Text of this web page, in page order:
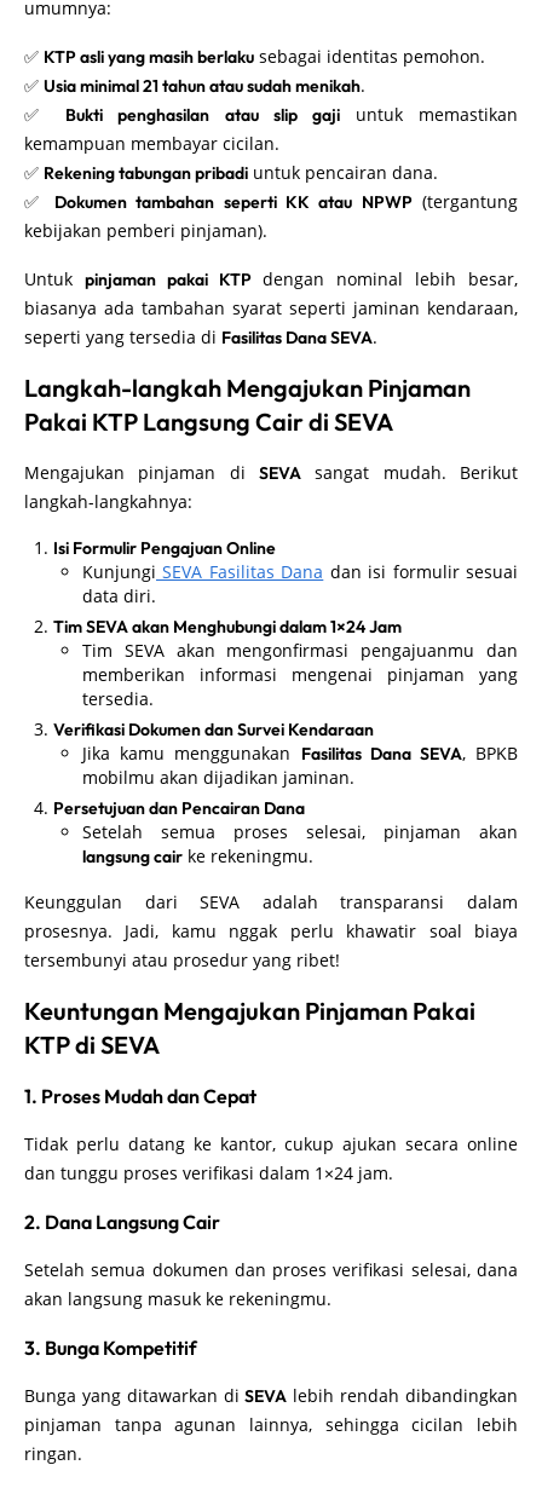
umumnya:
✅ KTP asli yang masih berlaku sebagai identitas pemohon.
✅ Usia minimal 21 tahun atau sudah menikah.
✅ Bukti penghasilan atau slip gajiuntuk memastikan
kemampuan membayar cicilan.
✅ Rekening tabungan pribadi untuk pencairan dana.
✅ Dokumen tambahan seperti KK atau NPWP(tergantung
kebijakan pemberi pinjaman).
Untuk pinjaman pakai KTPdengan nominal lebih besar,
biasanya ada tambahan syarat seperti jaminan kendaraan,
seperti yang tersedia di Fasilitas Dana SEVA.
Langkah-langkah Mengajukan Pinjaman
Pakai KTP Langsung Cair di SEVA
Mengajukan pinjaman di SEVA sangat mudah. Berikut
langkah-langkahnya:
Isi Formulir Pengajuan Online
Kunjungi SEVA Fasilitas Dana dan isi formulir sesuai
data diri.
Tim SEVA akan Menghubungi dalam 1×24 Jam
Tim SEVA akan mengonfirmasi pengajuanmu dan
memberikan informasi mengenai pinjaman yang
tersedia.
Verifikasi Dokumen dan Survei Kendaraan
Jika kamu menggunakan Fasilitas Dana SEVA, BPKB
mobilmu akan dijadikan jaminan.
Persetujuan dan Pencairan Dana
Setelah semua proses selesai, pinjaman akan
langsung cair ke rekeningmu.
Keunggulan dari SEVA adalah transparansi dalam
prosesnya. Jadi, kamu nggak perlu khawatir soal biaya
tersembunyi atau prosedur yang ribet!
Keuntungan Mengajukan Pinjaman Pakai
KTP di SEVA
1. Proses Mudah dan Cepat
Tidak perlu datang ke kantor, cukup ajukan secara online
dan tunggu proses verifikasi dalam 1×24 jam.
2. Dana Langsung Cair
Setelah semua dokumen dan proses verifikasi selesai, dana
akan langsung masuk ke rekeningmu.
3. Bunga Kompetitif
Bunga yang ditawarkan diSEVA lebih rendah dibandingkan
pinjaman tanpa agunan lainnya, sehingga cicilan lebih
ringan.